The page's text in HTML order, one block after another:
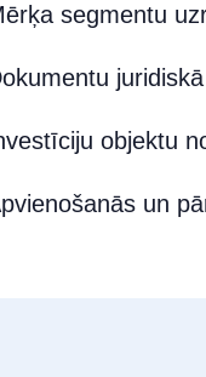
segmentu
objektu
un